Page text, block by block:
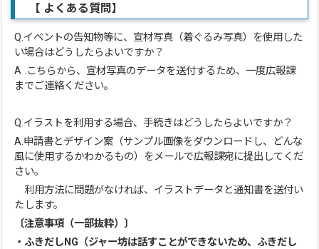
【 よくある質問】
Q.イベントの告知物等に、宣材写真（着ぐるみ写真）を使用した
い場合はどうしたらよいですか？
A .こちらから、宣材写真のデータを送付するため、一度広報課
までご連絡ください。
Q.イラストを利用する場合、手続きはどうしたらよいですか？
A.申請書とデザイン案（サンプル画像をダウンロードし、どんな
風に使用するかわかるもの）をメールで広報課宛に提出してくだ
さい。
利用方法に問題がなければ、イラストデータと通知書を送付い
たします。
〔注意事項（一部抜粋）〕
・ふきだしNG（ジャー坊は話すことができないため、ふきだし